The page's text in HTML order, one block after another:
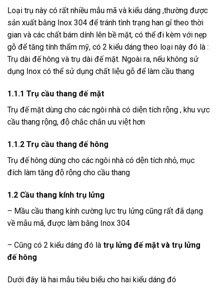
Loại trụ này có rất nhiều mẫu mã và kiểu dáng ,thường được
sản xuất bằng Inox 304 để tránh tình trạng han gỉ theo thời
gian và các chất bám dính lên bề mặt, có thể đi kèm với nẹp
gỗ để tăng tính thẩm mỹ, có 2 kiểu dáng theo loại này đó là :
Trụ dài đế hông và trụ dài đế mặt. Ngoài ra, nếu không sử
dụng Inox có thể sử dụng chất liệu gỗ để làm cầu thang
1.1.1 Trụ cầu thang đế mặt
Trụ đế mặt dùng cho các ngôi nhà có diện tích rộng , khu vực
cầu thang rộng, độ chắc chắn ưu việt hơn
1.1.2 Trụ cầu thang đế hông
Trụ đế hông dùng cho các ngôi nhà có dện tích nhỏ, mục
đích làm tăng độ rộng cho cầu thang
1.2 Cầu thang kính trụ lửng
– Mầu cầu thang kính cường lực trụ lửng cũng rất đã dạng
về mẫu mã, được làm bằng Inox 304
– Cũng có 2 kiểu dáng đó là trụ lửng đế mặt và trụ lửng
đế hông
Dưới đây là hai mẫu tiêu biểu cho hai kiểu dáng đó